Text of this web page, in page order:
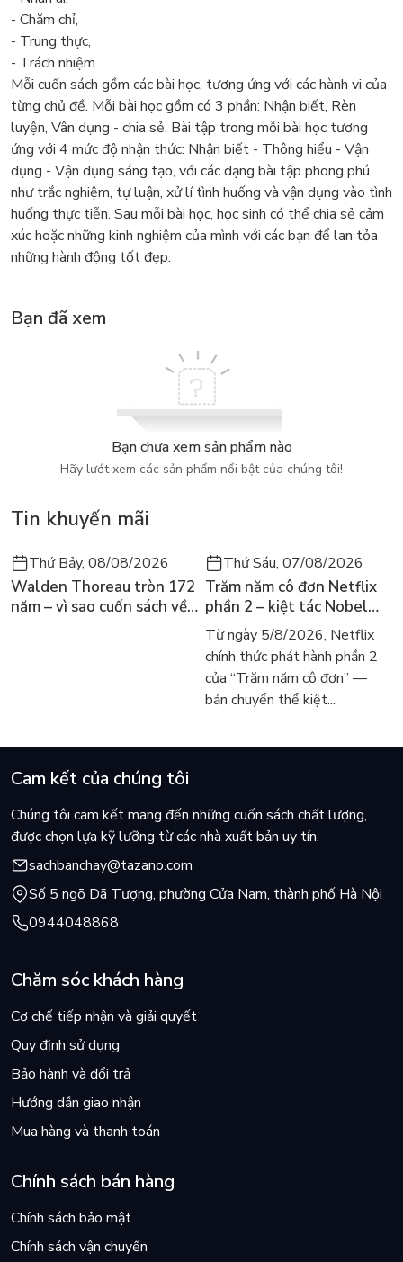
- Chăm chỉ,
- Trung thực,
- Trách nhiệm.
Mỗi cuốn sách gồm các bài học, tương ứng với các hành vi của
từng chủ đề. Mỗi bài học gồm có 3 phần: Nhận biết, Rèn
luyện, Vân dụng - chia sẻ. Bài tập trong mỗi bài học tương
ứng với 4 mức độ nhận thức: Nhận biết - Thông hiểu - Vận
dụng - Vận dụng sáng tạo, với các dạng bài tập phong phú
như trắc nghiệm, tự luận, xử lí tình huống và vận dụng vào tình
huống thực tiễn. Sau mỗi bài học, học sinh có thể chia sẻ cảm
xúc hoặc những kinh nghiệm của mình với các bạn để lan tỏa
những hành động tốt đẹp.
Bạn đã xem
Bạn chưa xem sản phẩm nào
Hãy lướt xem các sản phẩm nổi bật của chúng tôi!
Tin khuyến mãi
Thứ Bảy, 08/08/2026
Walden Thoreau tròn 172
năm – vì sao cuốn sách về
Thứ Sáu, 07/08/2026
Trăm năm cô đơn Netflix
phần 2 – kiệt tác Nobel
trở lại màn ảnh, dòng
người tìm đọc lại García
Márquez
Từ ngày 5/8/2026, Netflix
chính thức phát hành phần 2
của “Trăm năm cô đơn” —
bản chuyển thể kiệt...
Cam kết của chúng tôi
Chúng tôi cam kết mang đến những cuốn sách chất lượng,
được chọn lựa kỹ lưỡng từ các nhà xuất bản uy tín.
sachbanchay@tazano.com
Số 5 ngõ Dã Tượng, phường Cửa Nam, thành phố Hà Nội
0944048868
Chăm sóc khách hàng
Cơ chế tiếp nhận và giải quyết
Quy định sử dụng
Bảo hành và đổi trả
Hướng dẫn giao nhận
Mua hàng và thanh toán
Chính sách bán hàng
Chính sách bảo mật
Chính sách vận chuyển